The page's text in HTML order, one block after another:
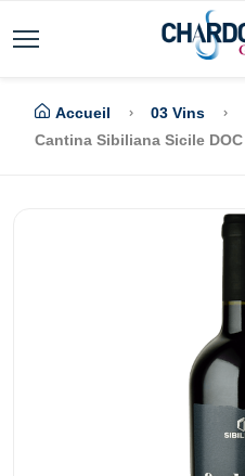
Accueil 03 Vins
Cantina Sibiliana Sicile DOC